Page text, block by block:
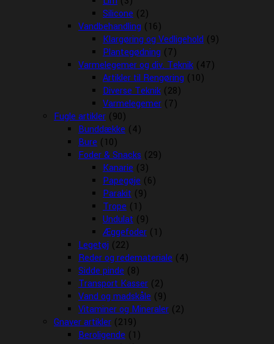
Silicone (2)
Vandbehandling (16)
Klargøring og Vedligehold (9)
Plantegødning (7)
Varmelegemer og div. Teknik (47)
Artikler til Rengøring (10)
Diverse Teknik (28)
Varmelegemer (7)
Fugle artikler (90)
Bunddække (4)
Bure (10)
Foder & Snacks (29)
Kanarie (3)
Papegøje (6)
Parakit (9)
Trope (1)
Undulat (9)
Æggefoder (1)
Legetøj (22)
Reder og redemateriale (4)
Sidde pinde (8)
Transport Kasser (2)
Vand og madskåle (9)
Vitaminer og Mineraler (2)
Gnaver artikler (219)
Beroligende (1)